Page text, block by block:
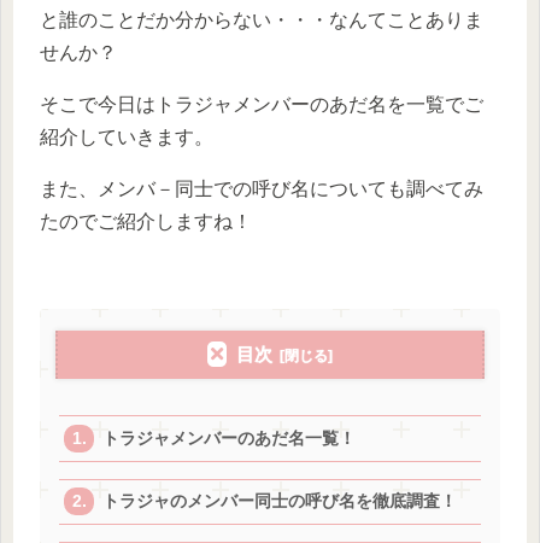
と誰のことだか分からない・・・なんてことありま
せんか？
そこで今日はトラジャメンバーのあだ名を一覧でご
紹介していきます。
また、メンバ－同士での呼び名についても調べてみ
たのでご紹介しますね！
目次
トラジャメンバーのあだ名一覧！
トラジャのメンバー同士の呼び名を徹底調査！